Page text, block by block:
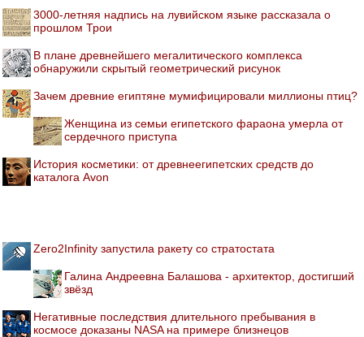
3000-летняя надпись на лувийском языке рассказала о
прошлом Трои
В плане древнейшего мегалитического комплекса
обнаружили скрытый геометрический рисунок
Зачем древние египтяне мумифицировали миллионы птиц?
Женщина из семьи египетского фараона умерла от
сердечного приступа
История косметики: от древнеегипетских средств до
каталога Avon
Zero2Infinity запустила ракету со стратостата
Галина Андреевна Балашова - архитектор, достигший
звёзд
Негативные последствия длительного пребывания в
космосе доказаны NASA на примере близнецов